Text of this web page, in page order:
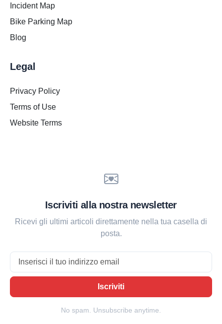
Incident Map
Bike Parking Map
Blog
Legal
Privacy Policy
Terms of Use
Website Terms
Iscriviti alla nostra newsletter
Ricevi gli ultimi articoli direttamente nella tua casella di
posta.
Email
Iscriviti
No spam. Unsubscribe anytime.